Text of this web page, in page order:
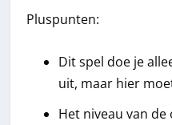
Pluspunten:
Dit spel doe je
uit, maar hier
Het niveau van